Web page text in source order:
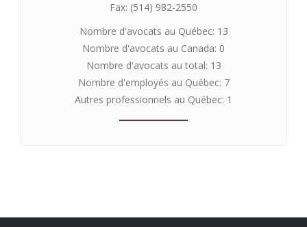
Fax: (514) 982-2550
Nombre d'avocats au Québec: 13
Nombre d'avocats au Canada: 0
Nombre d'avocats au total: 13
Nombre d'employés au Québec: 7
Autres professionnels au Québec: 1